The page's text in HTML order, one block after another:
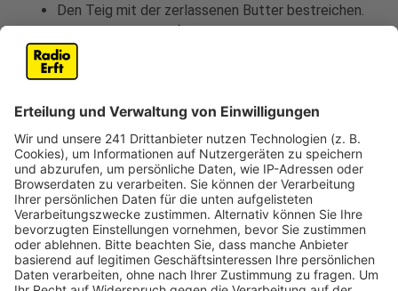
Den Teig mit der zerlassenen Butter bestreichen.
Die Quarkmasse auf das Untere Teigdrittel geben
mit den Erdbeeren belegen und mit Hilfe des
Tuches aufrollen.
dem Rest der Butter abstreichen und bei 200
Grad im Ofen ca. 30 Minuten backen.
Anzeige
Das ist der Kitchen Club by Nelson Müller
Anzeige